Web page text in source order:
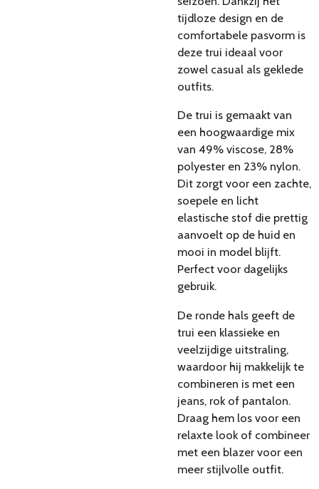
tijdloze design en de
comfortabele pasvorm is
deze trui ideaal voor
zowel casual als geklede
outfits.
De trui is gemaakt van
een hoogwaardige mix
van 49% viscose, 28%
polyester en 23% nylon.
Dit zorgt voor een zachte,
soepele en licht
elastische stof die prettig
aanvoelt op de huid en
mooi in model blijft.
Perfect voor dagelijks
gebruik.
De ronde hals geeft de
trui een klassieke en
veelzijdige uitstraling,
waardoor hij makkelijk te
combineren is met een
jeans, rok of pantalon.
Draag hem los voor een
relaxte look of combineer
met een blazer voor een
meer stijlvolle outfit.